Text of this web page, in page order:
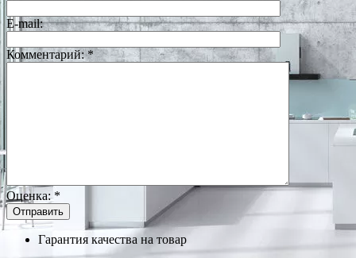
E-mail:
Комментарий:*
Оценка: *
Гарантия качества на товар